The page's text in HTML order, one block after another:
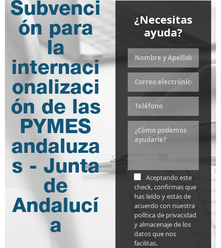
Subvenci
ón para
la
internaci
onalizaci
ón de las
PYMES
andaluza
s - Junta
de
Andalucí
a
¿Necesitas
ayuda?
Aceptando este
check, confirmas que
has leído y estás de
acuerdo con nuestra
política de privacidad
y almacenaje de los
datos que nos
facilitas.